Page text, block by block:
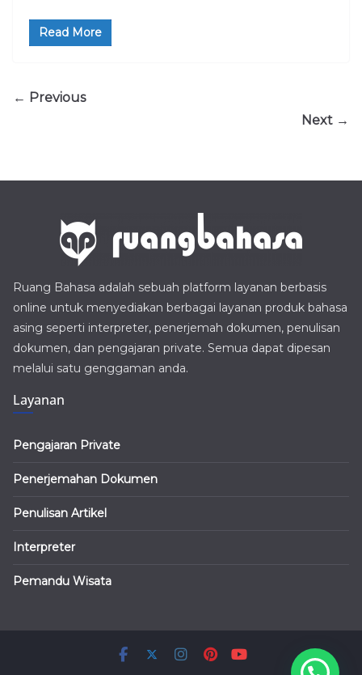
Read More
← Previous
Next →
Ruang Bahasa adalah sebuah platform layanan berbasis
online untuk menyediakan berbagai layanan produk bahasa
asing seperti interpreter, penerjemah dokumen, penulisan
dokumen, dan pengajaran private. Semua dapat dipesan
melalui satu genggaman anda.
Layanan
Pengajaran Private
Penerjemahan Dokumen
Penulisan Artikel
Interpreter
Pemandu Wisata